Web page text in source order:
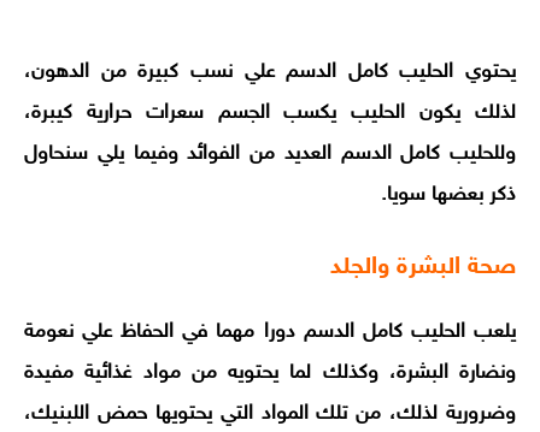
يحتوي الحليب كامل الدسم علي نسب كبيرة من الدهون،
لذلك يكون الحليب يكسب الجسم سعرات حرارية كيبرة،
وللحليب كامل الدسم العديد من الفوائد وفيما يلي سنحاول
ذكر بعضها سويا.
صحة البشرة والجلد
يلعب الحليب كامل الدسم دورا مهما في الحفاظ علي نعومة
ونضارة البشرة، وكذلك لما يحتويه من مواد غذائية مفيدة
وضرورية لذلك، من تلك المواد التي يحتويها حمض اللبنيك،